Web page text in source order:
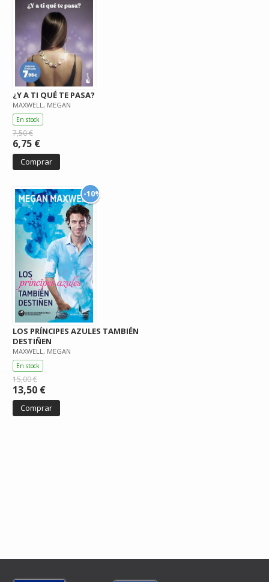
¿Y A TI QUÉ TE PASA?
MAXWELL, MEGAN
En stock
7,50 €
6,75 €
Comprar
-10%
LOS PRÍNCIPES AZULES TAMBIÉN
DESTIÑEN
MAXWELL, MEGAN
En stock
15,00 €
13,50 €
Comprar